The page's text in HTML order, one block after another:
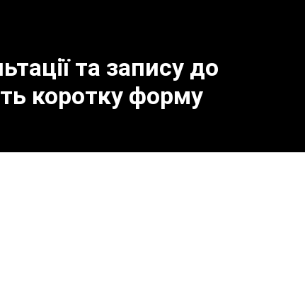
та запису до
коротку форму